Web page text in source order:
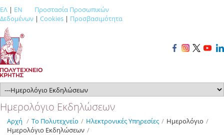
ΕΛ | EN
Προστασία Προσωπικών
Δεδομένων | Cookies | Προσβασιμότητα
Ημερολόγιο Εκδηλώσεων
Αρχή / Το Πολυτεχνείο / Ηλεκτρονικές Υπηρεσίες / Ημερολόγιο /
Ημερολόγιο Εκδηλώσεων /